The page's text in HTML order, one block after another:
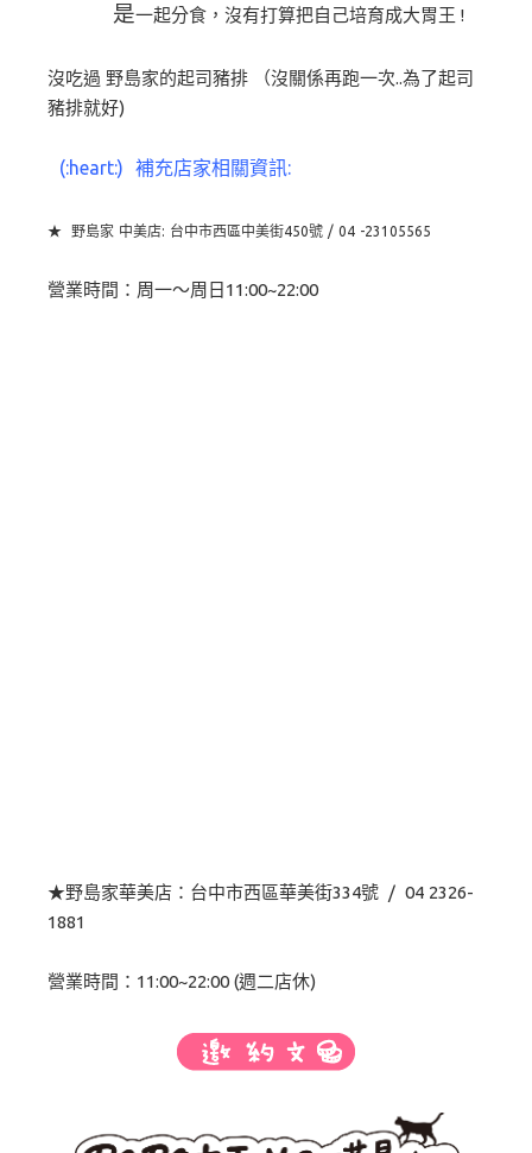
是一起分食，沒有打算把自己培育成大胃王 !
沒吃過 野島家的起司豬排 （沒關係再跑一次..為了起司
豬排就好)
(:heart:) 補充店家相關資訊:
★ 野島家 中美店: 台中市西區中美街450號 / 04 -23105565
營業時間：周一～周日11:00~22:00
★野島家華美店：台中市西區華美街334號 / 04 2326-
1881
營業時間：11:00~22:00 (週二店休)